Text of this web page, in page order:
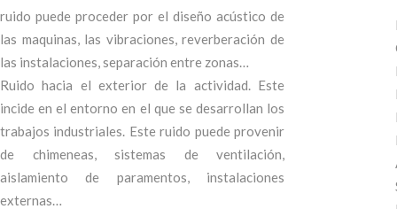
ruido puede proceder por el diseño acústico de
las maquinas, las vibraciones, reverberación de
las instalaciones, separación entre zonas…
Ruido hacia el exterior de la actividad. Este
incide en el entorno en el que se desarrollan los
trabajos industriales. Este ruido puede provenir
de chimeneas, sistemas de ventilación,
aislamiento de paramentos, instalaciones
externas…